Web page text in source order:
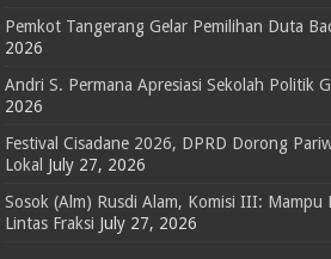
Pemkot Tangerang Gelar Pemilihan Duta
2026
Andri S. Permana Apresiasi Sekolah Politik
2026
Festival Cisadane 2026, DPRD Dorong
Lokal July 27, 2026
Sosok (Alm) Rusdi Alam, Komisi III: Mampu
Lintas Fraksi July 27, 2026